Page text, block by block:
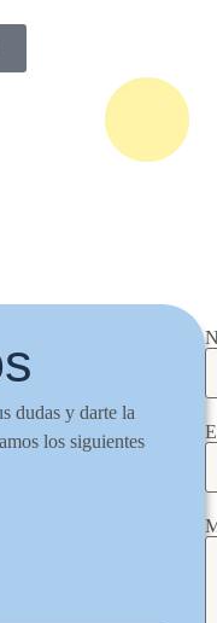
dudas y darte la
los siguientes